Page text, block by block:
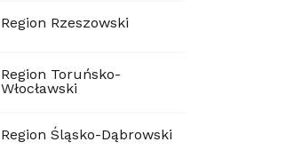
Region Rzeszowski
Region Toruńsko-
Włocławski
Region Śląsko-Dąbrowski